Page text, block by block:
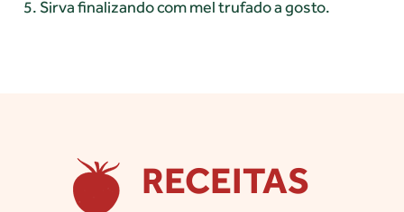
Sirva finalizando com mel trufado a gosto.
RECEITAS